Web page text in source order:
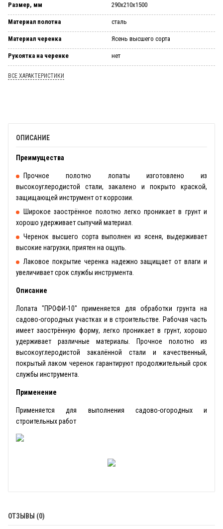
Размер, мм 290х210х1500
Материал полотна сталь
Материал черенка Ясень высшего сорта
Рукоятка на черенке нет
ВСЕ ХАРАКТЕРИСТИКИ
ОПИСАНИЕ
Преимущества
Прочное полотно лопаты изготовлено из
высокоуглеродистой стали, закалено и покрыто краской,
защищающей инструмент от коррозии.
Широкое заострённое полотно легко проникает в грунт и
хорошо удерживает сыпучий материал.
Черенок высшего сорта выполнен из ясеня, выдерживает
высокие нагрузки, приятен на ощупь.
Лаковое покрытие черенка надежно защищает от влаги и
увеличивает срок службы инструмента.
Описание
Лопата "ПРОФИ-10" применяется для обработки грунта на
садово-огородных участках и в строительстве. Рабочая часть
имеет заострённую форму, легко проникает в грунт, хорошо
удерживает различные материалы. Прочное полотно из
высокоуглеродистой закалённой стали и качественный,
покрытый лаком черенок гарантируют продолжительный срок
службы инструмента.
Применение
Применяется для выполнения садово-огородных и
строительных работ
ОТЗЫВЫ (0)